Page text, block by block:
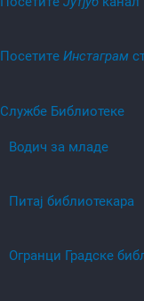
Посетитe Инстаграм
Службе Библиотеке
Водич за младе
Питај библиотекара
Огранци Градске